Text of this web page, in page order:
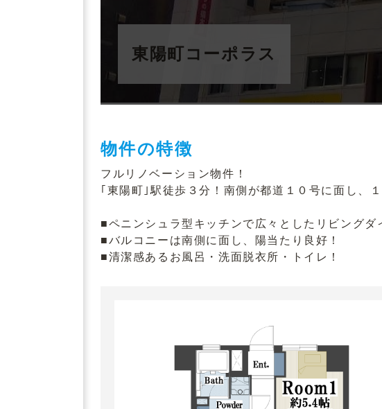
東陽町コーポラス
物件の特徴
フルリノベーション物件！
｢東陽町｣駅徒歩３分！南側が都道１０号に面し、
■ペニンシュラ型キッチンで広々としたリビングダ
■バルコニーは南側に面し、陽当たり良好！
■清潔感あるお風呂・洗面脱衣所・トイレ！